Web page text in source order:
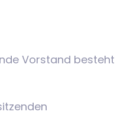
Vorstand besteht